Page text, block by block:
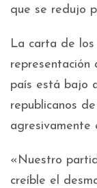
que se redujo
La carta de
representación
país está bajo
republicanos
agresivamente
«Nuestro
creíble el